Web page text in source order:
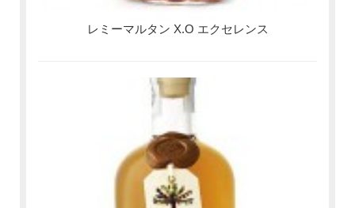
レミーマルタン X.O エクセレンス